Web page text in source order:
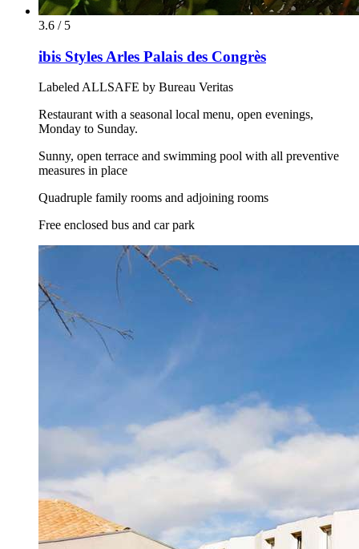
3.6 / 5
ibis Styles Arles Palais des Congrès
Labeled ALLSAFE by Bureau Veritas
Restaurant with a seasonal local menu, open evenings,
Monday to Sunday.
Sunny, open terrace and swimming pool with all preventive
measures in place
Quadruple family rooms and adjoining rooms
Free enclosed bus and car park